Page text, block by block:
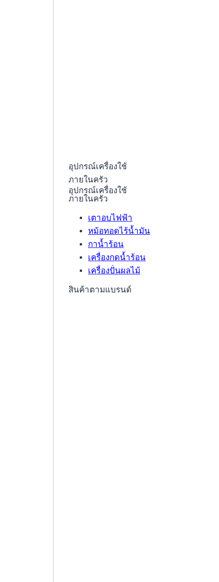
อุปกรณ์เครื่องใช้
ภายในครัว
อุปกรณ์เครื่องใช้
ภายในครัว
เตาอบไฟฟ้า
หม้อทอดไร้น้ำมัน
กาน้ำร้อน
เครื่องกดน้ำร้อน
เครื่องปั่นผลไม้
สินค้าตามแบรนด์